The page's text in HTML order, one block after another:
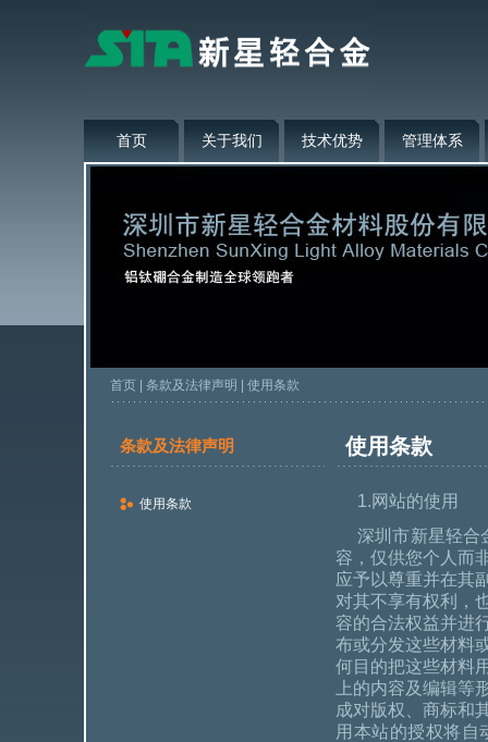
首页 关于我们 技术优势 管理体系
首页| 条款及法律声明 使用条款
条款及法律声明
使用条款
使用条款
1.网站的使用
深圳市新星轻合
容，仅供您个人而
应予以尊重并在其
对其不享有权利，
容的合法权益并进
布或分发这些材料
何目的把这些材料
上的内容及编辑
成对版权、商标和
用本站的授权将自